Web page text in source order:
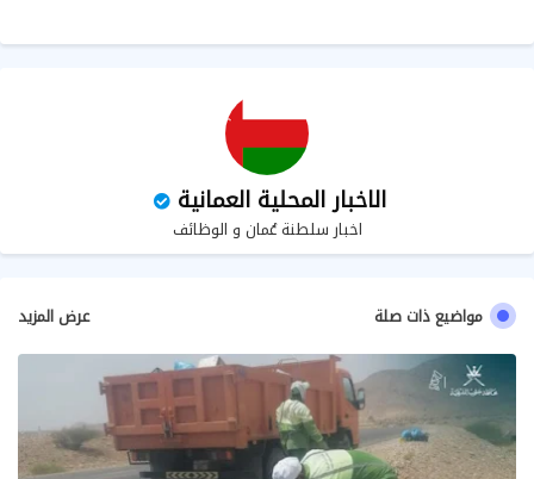
ب
الاخبار المحلية العمانية
اخبار سلطنة عُمان و الوظائف
مواضيع ذات صلة عرض المزيد